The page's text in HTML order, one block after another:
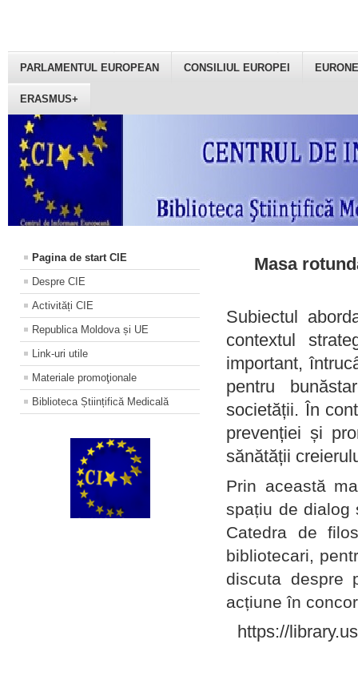
PARLAMENTUL EUROPEAN CONSILIUL EUROPEI
ERASMUS+
Pagina de start CIE
Despre CIE
Activități CIE
Republica Moldova și UE
Link-uri utile
Materiale promoţionale
Biblioteca Științifică Medicală
Masa
Subiectul
contextul
important,
pentru
societății. În
prevenției și
sănătății
Prin această
spațiu de dialog
Catedra de
bibliotecari,
discuta despre
acțiune în
https://